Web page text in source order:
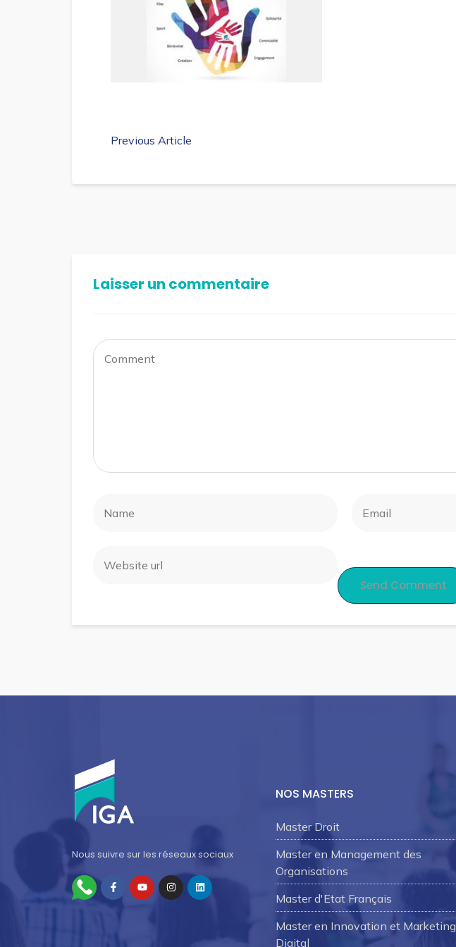
Previous Article
Laisser un commentaire
Nous suivre sur les réseaux sociaux
NOS MASTERS
Master Droit
Master en Management des
Organisations
Master d'Etat Français
Master en Innovation et Marketing
Digital